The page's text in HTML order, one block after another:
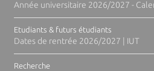
Année universitaire 2026/2027 -
Etudiants & futurs étudiants
Dates de rentrée 2026/2027 | IUT
Recherche